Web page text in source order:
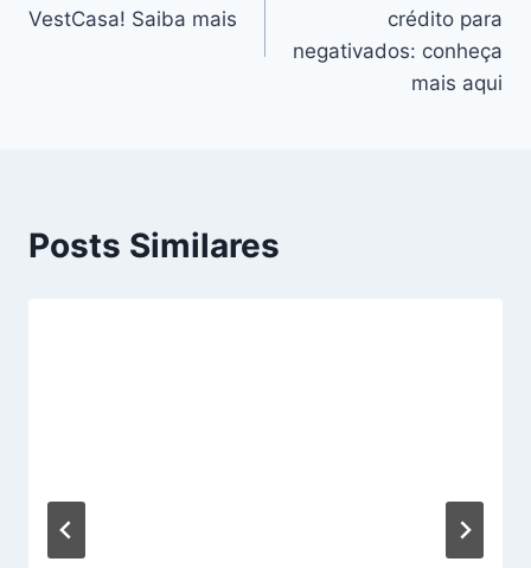
VestCasa! Saiba mais
crédito para
negativados: conheça
mais aqui
Posts Similares